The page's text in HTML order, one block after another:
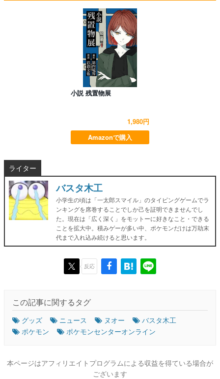
小説 残置物展
1,980円
Amazonで購入
ライター
バスタ木工
小学生の頃は「一太郎スマイル」のタイピングゲームでラ
ンキングを席巻することでしか己を証明できませんでし
た。現在は「広く深く」をモットーに好きなこと・できる
ことを拡大中。積みゲーが多い中、ポケモンだけは万劫末
代まで入れ込み続けると思います。
反応
この記事に関するタグ
グッズ ニュース ヌオー
バスタ木工
ポケモン
ポケモンセンターオンライン
本ページはアフィリエイトプログラムによる収益を得ている場合が
ございます